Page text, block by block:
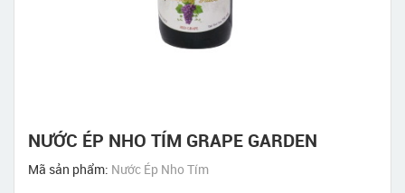
NƯỚC ÉP NHO TÍM GRAPE GARDEN
Mã sản phẩm: Nước Ép Nho Tím